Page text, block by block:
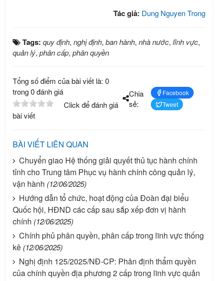
Tác giả: Dung Nguyen Trong
Tags: quy định, nghị định, ban hành, nhà nước, lĩnh vực,
quản lý, phân cấp, phân quyền
Tổng số điểm của bài viết là: 0
trong 0 đánh giá
Click để đánh giá
bài viết
Chia
sẻ:
Facebook
Tweet
BÀI VIẾT LIÊN QUAN
Chuyển giao Hệ thống giải quyết thủ tục hành chính
tỉnh cho Trung tâm Phục vụ hành chính công quản lý,
vận hành (12/06/2025)
Hướng dẫn tổ chức, hoạt động của Đoàn đại biểu
Quốc hội, HĐND các cấp sau sắp xếp đơn vị hành
chính (12/06/2025)
Chính phủ phân quyền, phân cấp trong lĩnh vực thống
kê (12/06/2025)
Nghị định 125/2025/NĐ-CP: Phân định thẩm quyền
của chính quyền địa phương 2 cấp trong lĩnh vực quản